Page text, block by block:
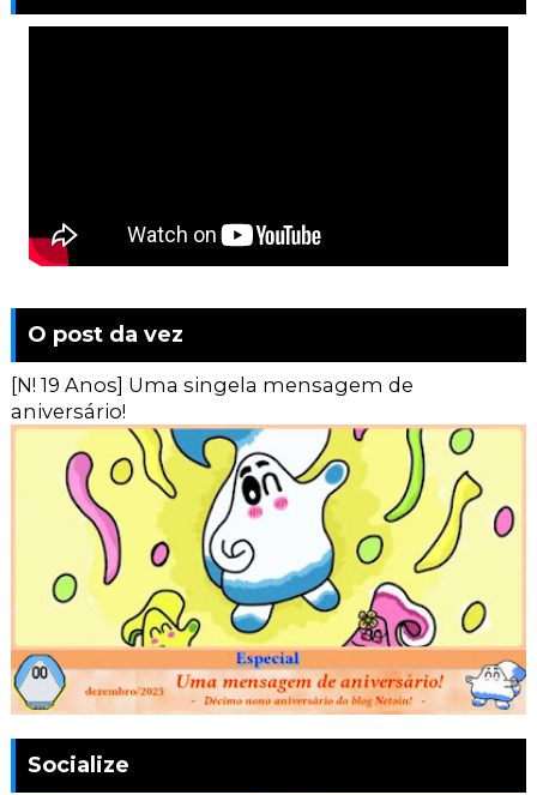
O post da vez
[N! 19 Anos] Uma singela mensagem de
aniversário!
Socialize